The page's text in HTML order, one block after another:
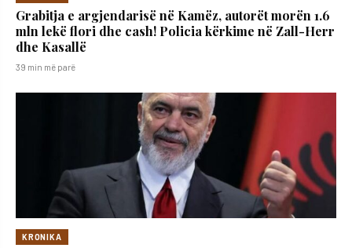
Grabitja e argjendarisë në Kamëz, autorët morën 1.6
mln lekë flori dhe cash! Policia kërkime në Zall-Herr
dhe Kasallë
39 min më parë
KRONIKA